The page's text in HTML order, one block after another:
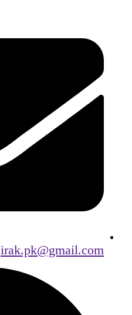
irak.pk@gmail.com